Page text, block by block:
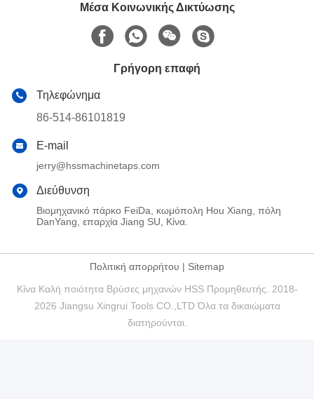
Μέσα Κοινωνικής Δικτύωσης
Γρήγορη επαφή
Τηλεφώνημα
86-514-86101819
E-mail
jerry@hssmachinetaps.com
Διεύθυνση
Βιομηχανικό πάρκο FeiDa, κωμόπολη Hou Xiang, πόλη
DanYang, επαρχία Jiang SU, Κίνα.
Πολιτική απορρήτου | Sitemap
Κίνα Καλή ποιότητα Βρύσες μηχανών HSS Προμηθευτής. 2018-
2026 Jiangsu Xingrui Tools CO.,LTD Όλα τα δικαιώματα
διατηρούνται.